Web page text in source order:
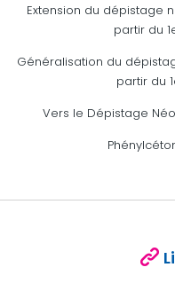
Extension du dépistage
partir du
Généralisation du
partir du
Vers le Dépistage